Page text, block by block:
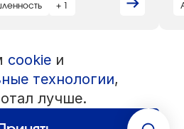
+ 1
ЭКСПО Интернэшнл»
материалов возможно только
cookieи
технологии,
лучше.